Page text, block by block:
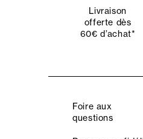
Livraison
offerte dès
60€ d’achat*
Foire aux
questions